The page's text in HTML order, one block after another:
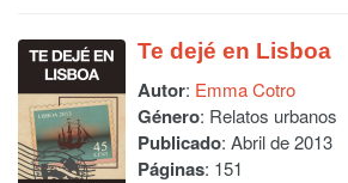
Te dejé en Lisboa
Autor: Emma Cotro
Género: Relatos urbanos
Publicado: Abril de 2013
Páginas: 151